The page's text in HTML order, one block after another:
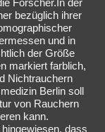
Forscher.In der
bezüglich ihrer
und in
der Größe
markiert farblich,
Nichtrauchern
Berlin soll
von Rauchern
kann.
dass